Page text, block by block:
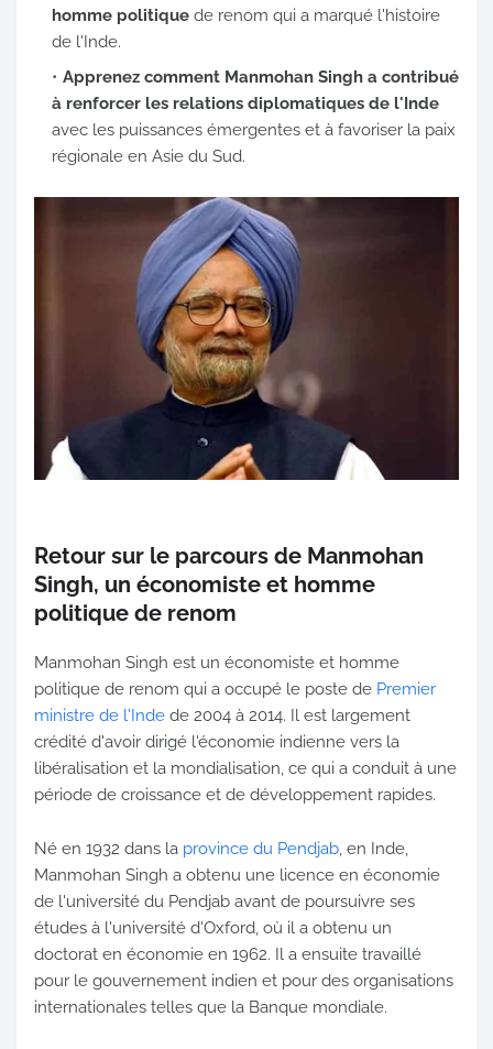
homme politique de renom qui a marqué l'histoire
de l'Inde.
Apprenez comment Manmohan Singh a contribué
à renforcer les relations diplomatiques de l'Inde
avec les puissances émergentes et à favoriser la paix
régionale en Asie du Sud.
Retour sur le parcours de Manmohan
Singh, un économiste et homme
politique de renom
Manmohan Singh est un économiste et homme
politique de renom qui a occupé le poste de Premier
ministre de l'Inde de 2004 à 2014. Il est largement
crédité d'avoir dirigé l'économie indienne vers la
libéralisation et la mondialisation, ce qui a conduit à une
période de croissance et de développement rapides.
Né en 1932 dans la province du Pendjab, en Inde,
Manmohan Singh a obtenu une licence en économie
de l'université du Pendjab avant de poursuivre ses
études à l'université d'Oxford, où il a obtenu un
doctorat en économie en 1962. Il a ensuite travaillé
pour le gouvernement indien et pour des organisations
internationales telles que la Banque mondiale.